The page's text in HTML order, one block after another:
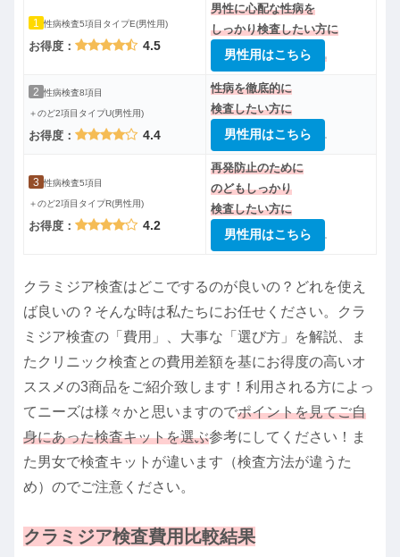
1 性病検査5項目タイプE(男性用)
お得度： 4.5
男性に心配な性病を
しっかり検査したい方に
男性用はこちら
2 性病検査8項目
＋のど2項目タイプU(男性用)
お得度： 4.4
性病を徹底的に
検査したい方に
男性用はこちら
3 性病検査5項目
＋のど2項目タイプR(男性用)
お得度： 4.2
再発防止のために
のどもしっかり
検査したい方に
男性用はこちら
クラミジア検査はどこでするのが良いの？どれを使え
ば良いの？そんな時は私たちにお任せください。クラ
ミジア検査の「費用」、大事な「選び方」を解説、ま
たクリニック検査との費用差額を基にお得度の高いオ
ススメの3商品をご紹介致します！利用される方によっ
てニーズは様々かと思いますのでポイントを見てご自
身にあった検査キットを選ぶ参考にしてください！ま
た男女で検査キットが違います（検査方法が違うた
め）のでご注意ください。
クラミジア検査費用比較結果